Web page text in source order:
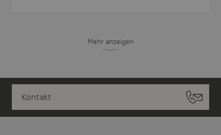
Mehr anzeigen
Kontakt